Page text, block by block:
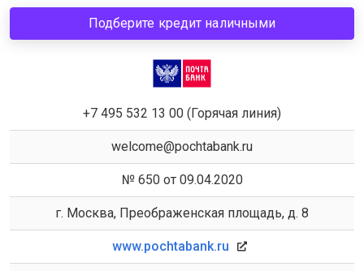
Подберите кредит наличными
+7 495 532 13 00 (Горячая линия)
welcome@pochtabank.ru
№ 650 от 09.04.2020
г. Москва, Преображенская площадь, д. 8
www.pochtabank.ru